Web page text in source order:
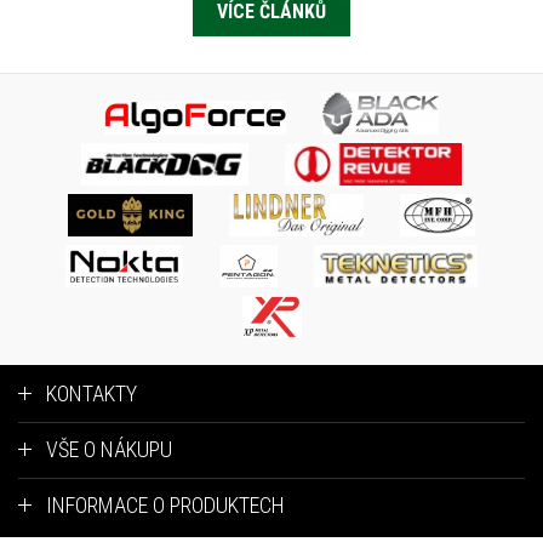
VÍCE ČLÁNKŮ
KONTAKTY
VŠE O NÁKUPU
INFORMACE O PRODUKTECH